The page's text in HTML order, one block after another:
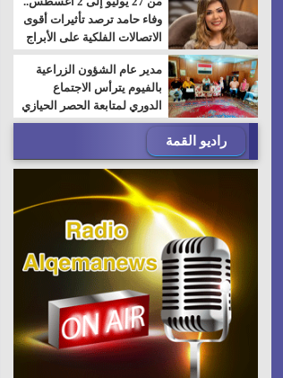
وفاء حامد ترصد تأثيرات أقوى
الاتصالات الفلكية على الأبراج
مدير عام الشؤون الزراعية
بالفيوم يترأس الاجتماع
الدوري لمتابعة الحصر الحيازي
الجديدة
راديو القمة